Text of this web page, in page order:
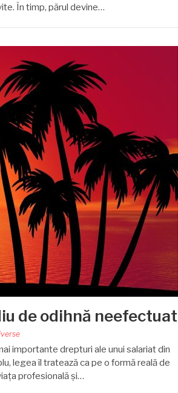
În timp, părul devine…
de odihnă neefectuat
importante drepturi ale unui salariat din
legea îl tratează ca pe o formă reală de
profesională și…